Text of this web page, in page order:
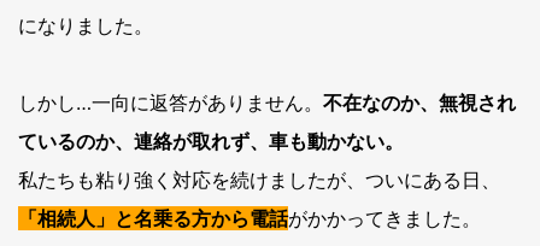
になりました。
しかし…一向に返答がありません。 不在なのか、無視され
ているのか、連絡が取れず、車も動かない。
私たちも粘り強く対応を続けましたが、ついにある日、
「相続人」と名乗る方から電話がかかってきました。